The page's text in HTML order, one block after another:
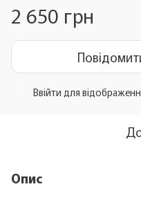
2 650 грн
Ввійти для
Опис